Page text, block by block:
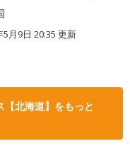
5月9日 20:35 更新
【北海道】をもっと